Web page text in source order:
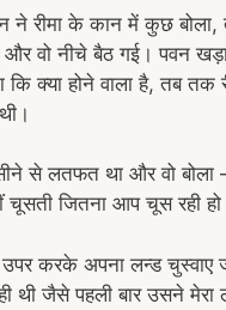
ने रीमा के कान में कुछ बोला,
और वो नीचे बैठ गई। पवन
क्या होने वाला है, तब तक
से लतफत था और वो बोला
चूसती जितना आप चूस रही हो
उपर करके अपना लन्ड चुस्वाए
थी जैसे पहली बार उसने